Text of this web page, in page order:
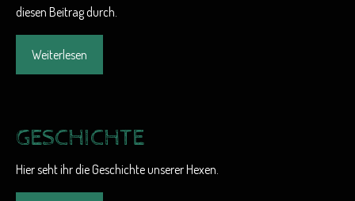
diesen Beitrag durch.
Weiterlesen
GESCHICHTE
Hier seht ihr die Geschichte unserer Hexen.